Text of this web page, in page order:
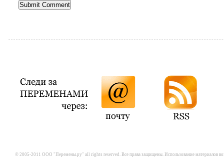
© 2005-2011 ООО "Перемены.ру" all rights reserved. Все права защищены. Использование материалов